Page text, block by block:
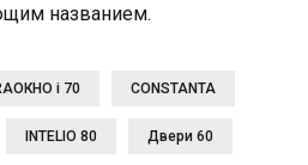
названием.
i 70 CONSTANTA
INTELIO 80 Двери 60